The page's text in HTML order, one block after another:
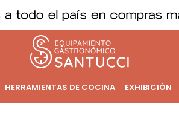
HERRAMIENTAS DE COCINA EXHIBICIÓN